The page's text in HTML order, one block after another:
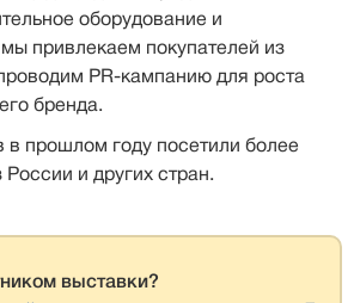
оборудование и
привлекаем покупателей из
PR-кампанию для роста
бренда.
в прошлом году посетили более
и других стран.
выставки?